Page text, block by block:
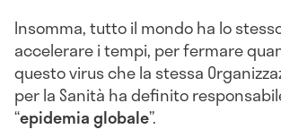
Insomma, tutto il mondo ha lo
accelerare i tempi, per fermare
questo virus che la stessa
per la Sanità ha definito
“epidemia globale”.